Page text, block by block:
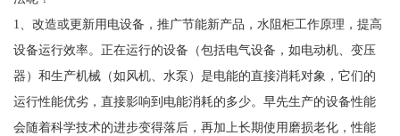
1、改造或更新用电设备，推广节能新产品，水阻柜工作原理，提高
设备运行效率。正在运行的设备（包括电气设备，如电动机、变压
器）和生产机械（如风机、水泵）是电能的直接消耗对象，它们的
运行性能优劣，直接影响到电能消耗的多少。早先生产的设备性能
会随着科学技术的进步变得落后，再加上长期使用磨损老化，性能